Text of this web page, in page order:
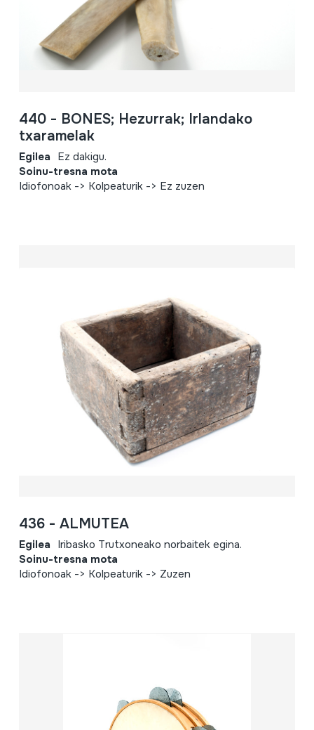
440 - BONES; Hezurrak; Irlandako
txaramelak
Egilea Ez dakigu.
Soinu-tresna mota
Idiofonoak -> Kolpeaturik -> Ez zuzen
436 - ALMUTEA
Egilea Iribasko Trutxoneako norbaitek egina.
Soinu-tresna mota
Idiofonoak -> Kolpeaturik -> Zuzen